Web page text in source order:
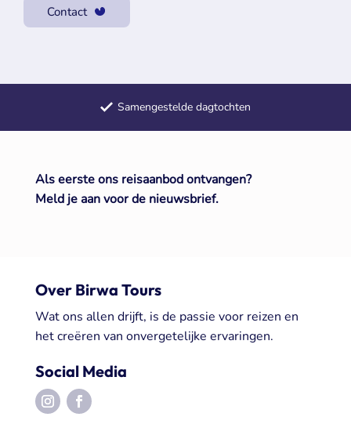
Contact
Samengestelde dagtochten
Als eerste ons reisaanbod ontvangen?
Meld je aan voor de nieuwsbrief.
Over Birwa Tours
Wat ons allen drijft, is de passie voor reizen en
het creëren van onvergetelijke ervaringen.
Social Media